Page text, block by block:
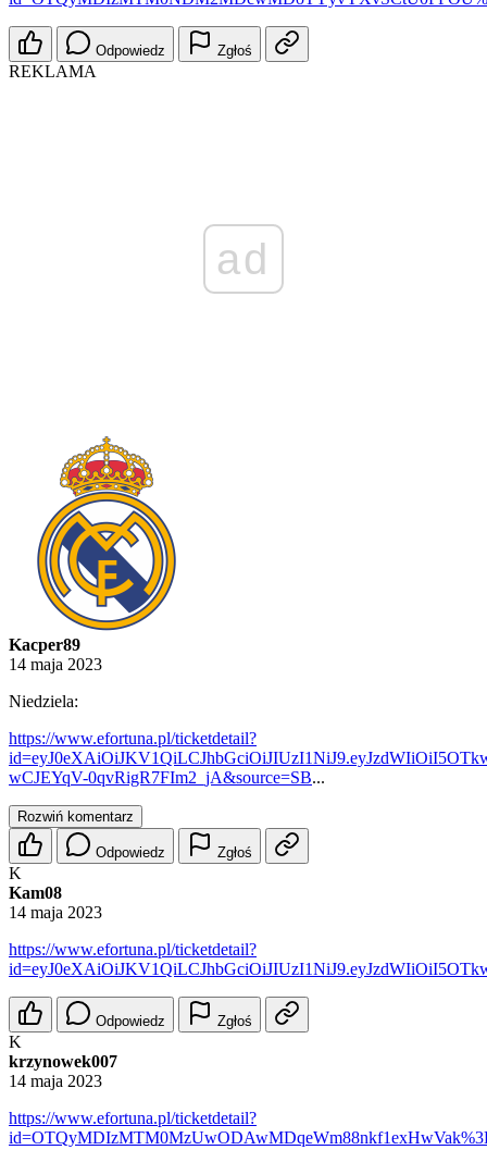
Odpowiedz Zgłoś
REKLAMA
ad
Kacper89
14 maja 2023
Niedziela:
https://www.efortuna.pl/ticketdetail?
wCJEYqV-0qvRigR7FIm2_jA&source=SB...
Rozwiń komentarz
Odpowiedz Zgłoś
K
Kam08
14 maja 2023
https://www.efortuna.pl/ticketdetail?
Odpowiedz Zgłoś
K
krzynowek007
14 maja 2023
https://www.efortuna.pl/ticketdetail?